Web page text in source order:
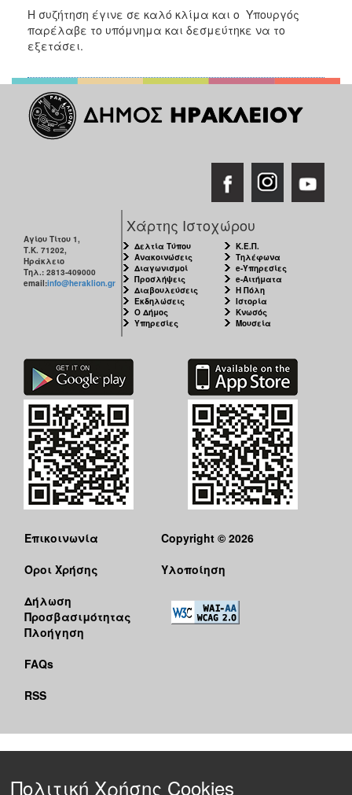
Η συζήτηση έγινε σε καλό κλίμα και ο Υπουργός
παρέλαβε το υπόμνημα και δεσμεύτηκε να το
εξετάσει.
Αγίου Τίτου 1,
Τ.Κ. 71202,
Ηράκλειο
Τηλ.: 2813-409000
email:info@heraklion.gr
Χάρτης Ιστοχώρου
Δελτία Τύπου
Ανακοινώσεις
Διαγωνισμοί
Προσλήψεις
Διαβουλεύσεις
Εκδηλώσεις
Ο Δήμος
Υπηρεσίες
Κ.Ε.Π.
Τηλέφωνα
e-Υπηρεσίες
e-Αιτήματα
Η Πόλη
Ιστορία
Κνωσός
Μουσεία
Επικοινωνία
Όροι Χρήσης
Δήλωση
Προσβασιμότητας
Πλοήγηση
FAQs
RSS
Copyright © 2026
Υλοποίηση
Πολιτική Χρήσης Cookies